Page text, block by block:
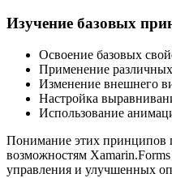
Изучение базовых
Освоение базовых
Применение
Изменение внешнего
Настройка
Использование
Понимание этих принципов
возможностям
управления и улучшенных